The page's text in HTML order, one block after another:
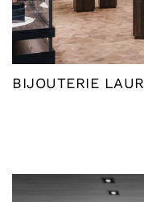
BIJOUTERIE